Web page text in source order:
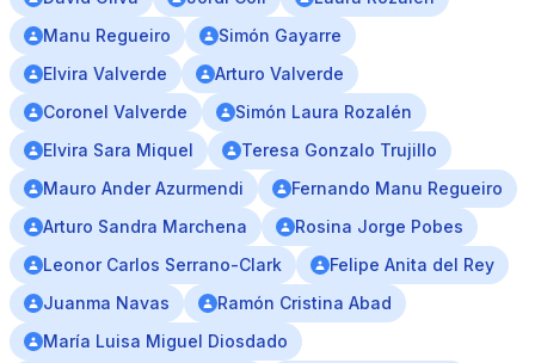
Manu Regueiro
Simón Gayarre
Elvira Valverde
Arturo Valverde
Coronel Valverde
Simón Laura Rozalén
Elvira Sara Miquel
Teresa Gonzalo Trujillo
Mauro Ander Azurmendi
Fernando Manu Regueiro
Arturo Sandra Marchena
Rosina Jorge Pobes
Leonor Carlos Serrano-Clark
Felipe Anita del Rey
Juanma Navas
Ramón Cristina Abad
María Luisa Miguel Diosdado